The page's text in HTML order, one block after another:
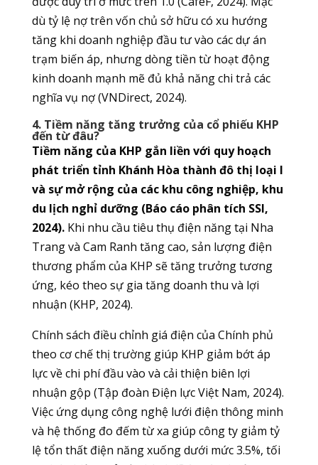
dù tỷ lệ nợ trên vốn chủ sở hữu có xu hướng
tăng khi doanh nghiệp đầu tư vào các dự án
trạm biến áp, nhưng dòng tiền từ hoạt động
kinh doanh mạnh mẽ đủ khả năng chi trả các
nghĩa vụ nợ (VNDirect, 2024).
4. Tiềm năng tăng trưởng của cổ phiếu KHP
đến từ đâu?
Tiềm năng của KHP gắn liền với quy hoạch
phát triển tỉnh Khánh Hòa thành đô thị loại I
và sự mở rộng của các khu công nghiệp, khu
du lịch nghỉ dưỡng (Báo cáo phân tích SSI,
2024).Khi nhu cầu tiêu thụ điện năng tại Nha
Trang và Cam Ranh tăng cao, sản lượng điện
thương phẩm của KHP sẽ tăng trưởng tương
ứng, kéo theo sự gia tăng doanh thu và lợi
nhuận (KHP, 2024).
Chính sách điều chỉnh giá điện của Chính phủ
theo cơ chế thị trường giúp KHP giảm bớt áp
lực về chi phí đầu vào và cải thiện biên lợi
nhuận gộp (Tập đoàn Điện lực Việt Nam, 2024).
Việc ứng dụng công nghệ lưới điện thông minh
và hệ thống đo đếm từ xa giúp công ty giảm tỷ
lệ tổn thất điện năng xuống dưới mức 3.5%, tối